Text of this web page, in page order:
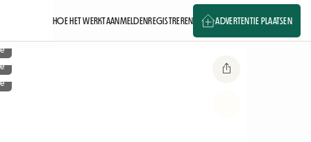
HOE HET WERKTAANMELDENREGISTREREN ADVERTENTIE PLAATSEN